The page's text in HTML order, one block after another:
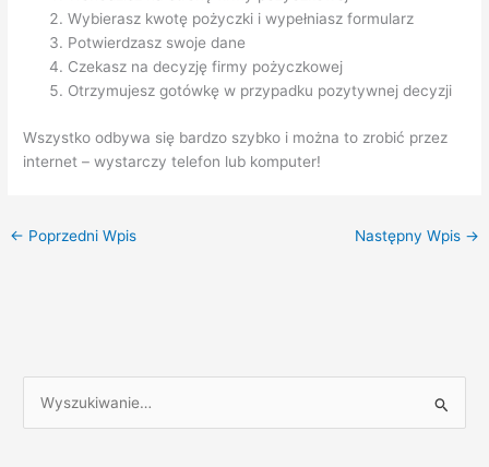
Wybierasz kwotę pożyczki i wypełniasz formularz
Potwierdzasz swoje dane
Czekasz na decyzję firmy pożyczkowej
Otrzymujesz gotówkę w przypadku pozytywnej decyzji
Wszystko odbywa się bardzo szybko i można to zrobić przez
internet – wystarczy telefon lub komputer!
← Poprzedni Wpis Następny Wpis →